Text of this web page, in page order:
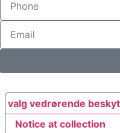
Notice at collection
valg vedrørende